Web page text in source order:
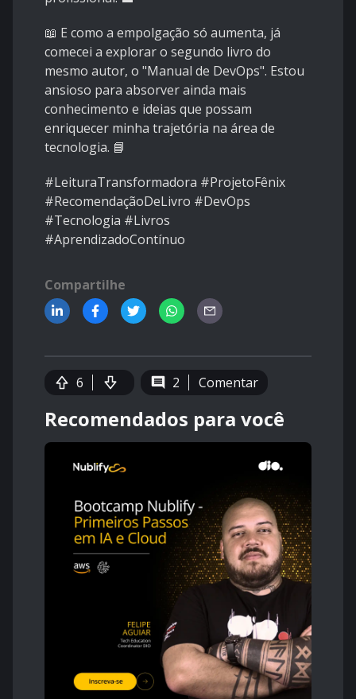
📖 E como a empolgação só aumenta, já
comecei a explorar o segundo livro do
mesmo autor, o "Manual de DevOps". Estou
ansioso para absorver ainda mais
conhecimento e ideias que possam
enriquecer minha trajetória na área de
tecnologia. 📘
#LeituraTransformadora #ProjetoFênix
#RecomendaçãoDeLivro #DevOps
#Tecnologia #Livros
#AprendizadoContínuo
Compartilhe
6 2 Comentar
Recomendados para você